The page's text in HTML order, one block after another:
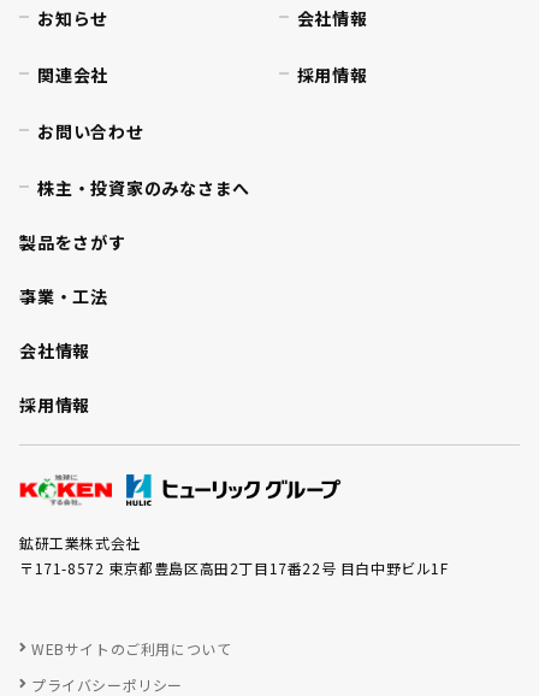
お知らせ
関連会社
会社情報
採用情報
お問い合わせ
株主・投資家のみなさまへ
製品をさがす
事業・工法
会社情報
採用情報
鉱研工業株式会社
〒171-8572 東京都豊島区高田2丁目17番22号 目白中野ビル1F
WEBサイトのご利用について
プライバシーポリシー